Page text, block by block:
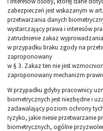
zabezpieczeń jest wskazanym w
przetwarzania danych
wystarczający prawa i interesów
zatrudnienie zakaz
w przypadku braku zgody na
zaproponowany
w § 3. Zakaz ten nie jest
zaproponowany mechanizm
W przypadku gdyby pracownicy
biometrycznych jest niezbędne i
zadawalający poziom ochrony
ryzyko, jakie niesie przetwarzanie
biometrycznych, ogólne